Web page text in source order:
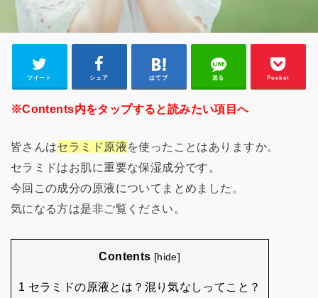
ツイート シェア はてブ 送る Pocket
※Contents内をタップすると読みたい項目へ
皆さんはセラミド原液を使ったことはありますか。
セラミドはお肌に重要な保湿成分です。
今回この成分の原液についてまとめました。
気になる方は是非ご覧ください。
Contents [hide]
1 セラミドの原液とは？混り気なしってこと？